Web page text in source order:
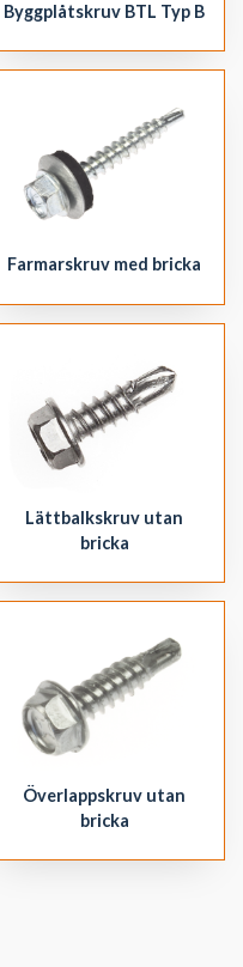
Byggplåtskruv BTL Typ B
Farmarskruv med bricka
Lättbalkskruv utan
bricka
Överlappskruv utan
bricka